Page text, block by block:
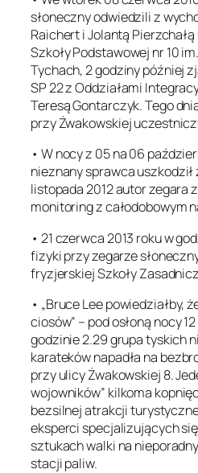
słoneczny odwiedzili z
Raichert i Jolantą
Szkoły Podstawowej nr 10
Tychach, 2 godziny później
SP 22 z Oddziałami
Teresą Gontarczyk. Tego
przy Żwakowskiej
• W nocy z 05 na 06
nieznany sprawca uszkodził
listopada 2012 autor zegara
monitoring z całodobowym
• 21 czerwca 2013 roku w
fizyki przy zegarze
fryzjerskiej Szkoły
• „Bruce Lee powiedziałby,
ciosów” – pod osłoną nocy
godzinie 2.29 grupa tyskich
karateków napadła na
przy ulicy Żwakowskiej 8.
wojowników” kilkoma
bezsilnej atrakcji
eksperci specjalizujących
sztukach walki na
stacji paliw.